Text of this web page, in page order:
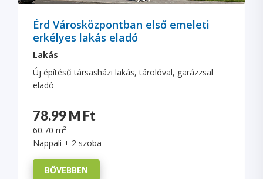
Érd Városközpontban első emeleti
erkélyes lakás eladó
Lakás
Új építésű társasházi lakás, tárolóval, garázzsal
eladó
78.99 M Ft
60.70 m²
Nappali + 2 szoba
BŐVEBBEN